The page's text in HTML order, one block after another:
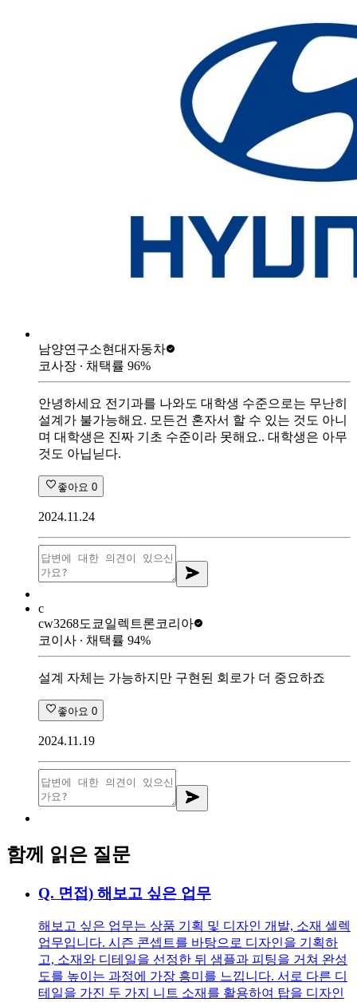
남양연구소현대자동차
코사장 ∙ 채택률 96%
안녕하세요 전기과를 나와도 대학생 수준으로는 무난히
설계가 불가능해요. 모든건 혼자서 할 수 있는 것도 아니
며 대학생은 진짜 기초 수준이라 못해요.. 대학생은 아무
것도 아닙닏다.
좋아요 0
2024.11.24
c
cw3268도쿄일렉트론코리아
코이사 ∙ 채택률 94%
설계 자체는 가능하지만 구현된 회로가 더 중요하죠
좋아요 0
2024.11.19
함께 읽은 질문
Q. 면접) 해보고 싶은 업무
해보고 싶은 업무는 상품 기획 및 디자인 개발, 소재 셀렉
업무입니다. 시즌 콘셉트를 바탕으로 디자인을 기획하
고, 소재와 디테일을 선정한 뒤 샘플과 피팅을 거쳐 완성
도를 높이는 과정에 가장 흥미를 느낍니다. 서로 다른 디
테일을 가진 두 가지 니트 소재를 활용하여 탑을 디자인